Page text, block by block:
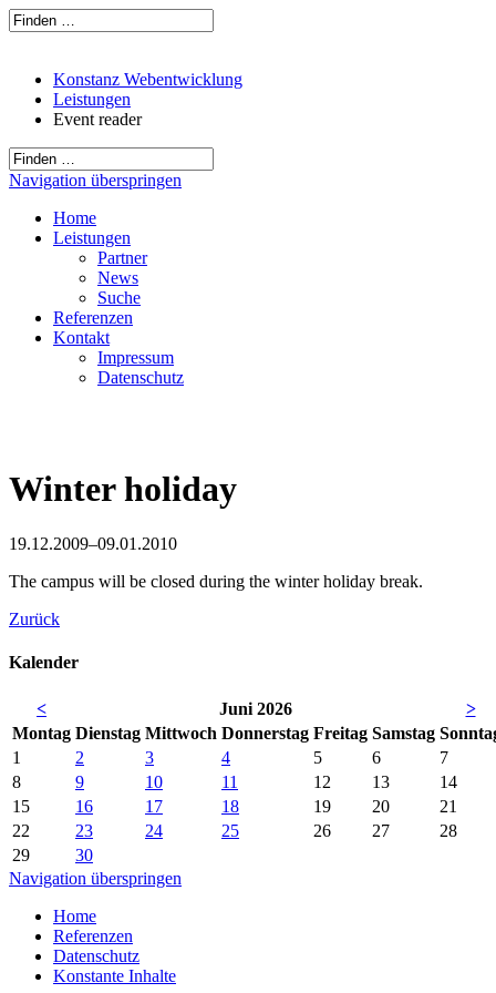
Konstanz Webentwicklung
Leistungen
Event reader
Navigation überspringen
Home
Leistungen
Partner
News
Suche
Referenzen
Kontakt
Impressum
Datenschutz
Winter holiday
19.12.2009–09.01.2010
The campus will be closed during the winter holiday break.
Zurück
Kalender
< Juni 2026
>
Montag Dienstag Mittwoch Donnerstag Freitag Samstag So
1
2 3 4 5 6
7
8
9 10 11 12 13
14
15
16 17 18 19 20
21
22
23 24 25 26 27
28
29
30
Navigation überspringen
Home
Referenzen
Datenschutz
Konstante Inhalte